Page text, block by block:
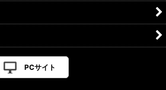
PCサイト